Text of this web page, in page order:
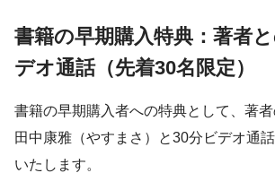
書籍の早期購入特典：著者
デオ通話（先着30名限定）
書籍の早期購入者への特典として、著
田中康雅（やすまさ）と30分ビデオ通
いたします。